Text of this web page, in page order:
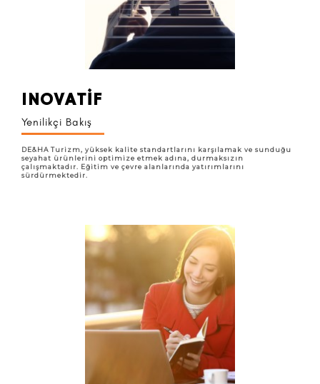
INOVATİF
Yenilikçi Bakış
DE&HA Turizm, yüksek kalite standartlarını karşılamak ve sunduğu
seyahat ürünlerini optimize etmek adına, durmaksızın
çalışmaktadır. Eğitim ve çevre alanlarında yatırımlarını
sürdürmektedir.